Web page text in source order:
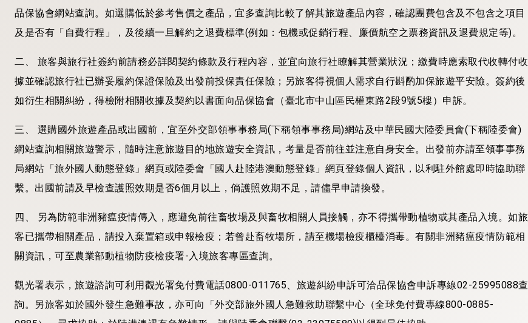
品保協會網站查詢。如選購低於參考售價之產品，宜多查詢比較了解其旅遊產品內容，確認團費包含及不包含之項目
及是否有「自費行程」，及後續一旦解約之退費標準(例如：包機或促銷行程、廉價航空之票務資訊及退費規定等)。
二、 旅客與旅行社簽約前請務必詳閱契約條款及行程內容，並宜向旅行社瞭解其營業狀況；繳費時應索取代收轉付收
據並確認旅行社已辦妥履約保證保險及出發前投保責任保險；另旅客得視個人需求自行斟酌加保旅遊平安險。簽約後
如衍生相關糾紛，得檢附相關收據及契約以書面向品保協會（臺北市中山區民權東路2段9號5樓）申訴。
三、 選購國外旅遊產品或出國前，宜至外交部領事事務局(下稱領事事務局)網站及中華民國大陸委員會(下稱陸委會)
網站查詢相關旅遊警示，隨時注意旅遊目的地旅遊安全資訊，考量是否前往並注意自身安全。出發前亦請至領事事務
局網站「旅外國人動態登錄」網頁或陸委會「國人赴陸港澳動態登錄」網頁登錄個人資訊，以利駐外館處即時協助聯
繫。出國前請及早檢查護照效期是否6個月以上，倘護照效期不足，請儘早申請換發。
四、 另為防範非洲豬瘟疫情傳入，應避免前往畜牧場及與畜牧相關人員接觸，亦不得攜帶動植物或其產品入境。如旅
客已攜帶相關產品，請投入棄置箱或申報檢疫；若曾赴畜牧場所，請至機場檢疫櫃檯消毒。有關非洲豬瘟疫情防範相
關資訊，可至農業部動植物防疫檢疫署-入境旅客專區查詢。
觀光署表示，旅遊諮詢可利用觀光署免付費電話0800-011765、旅遊糾紛申訴可洽品保協會申訴專線02-25995088查
詢。另旅客如於國外發生急難事故，亦可向「外交部旅外國人急難救助聯繫中心（全球免付費專線800-0885-